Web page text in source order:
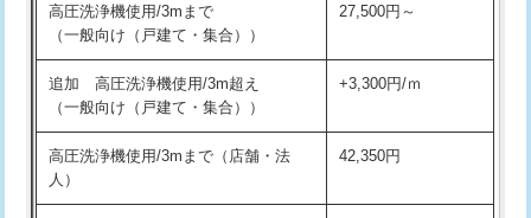
追加人工 16,500円
廃棄・処分
※給水管工事は20mmまでの価格です。
給水管工事※（バンド止め)
給水管工事※（支持金具設置) 5,500円
給水管工事※（保温材使用（バンド止
め込み）)
5,500円
給水管工事※（土の掘削・埋め戻し作
11,000円
高圧洗浄機使用/3mまで
（一般向け（戸建て・集合））
27,500円～
追加 高圧洗浄機使用/3m超え
（一般向け（戸建て・集合））
+3,300円/ｍ
高圧洗浄機使用/3mまで（店舗・法
人）
42,350円